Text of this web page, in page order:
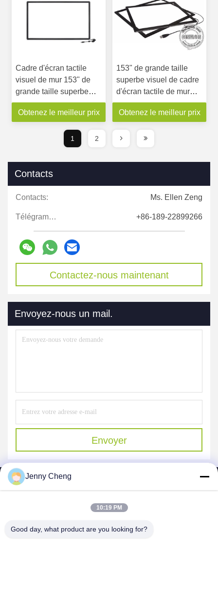
Cadre d'écran tactile
visuel de mur 153" de
grande taille superbe
pour 3X2 moniteur de
mur de 49 pouces
Obtenez le meilleur prix
153" de grande taille
superbe visuel de cadre
d'écran tactile de mur
pour 3X2 moniteur de
mur de 49 pouces
Obtenez le meilleur prix
1 2
Contacts
Contacts: Ms. Ellen Zeng
Télégramme: +86-189-22899266
Contactez-nous maintenant
Envoyez-nous un mail.
Envoyer
SHENZHEN MERCEDESTECHNOLOGY CO.,
Jenny Cheng
10:19 PM
Good day, what product are you looking for?